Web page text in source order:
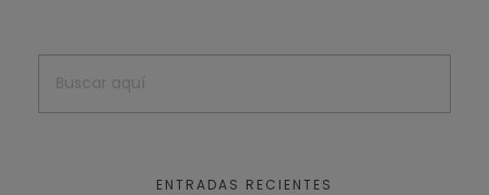
ENTRADAS RECIENTES